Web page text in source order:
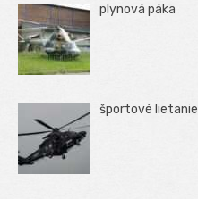
plynová páka
športové lietanie